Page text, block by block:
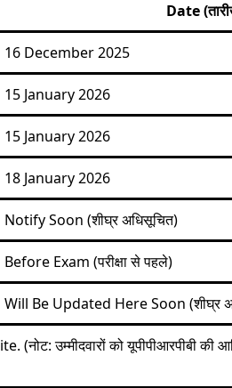
Date
16 December 2025
15 January 2026
15 January 2026
18 January 2026
Notify Soon (शीघ्र अधिसूचित)
Before Exam (परीक्षा से पहले)
Will Be Updated Here Soon (शीघ्र
. (नोट: उम्मीदवारों को यूपीपीआरपीबी